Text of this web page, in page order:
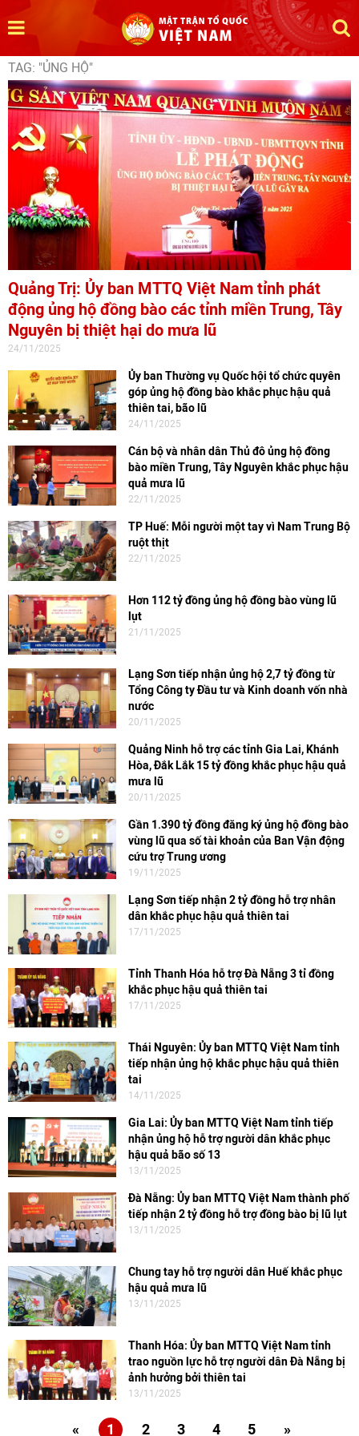
TAG: "ỦNG HỘ"
Quảng Trị: Ủy ban MTTQ Việt Nam tỉnh phát
động ủng hộ đồng bào các tỉnh miền Trung, Tây
Nguyên bị thiệt hại do mưa lũ
24/11/2025
Ủy ban Thường vụ Quốc hội tổ chức quyên
góp ủng hộ đồng bào khắc phục hậu quả
thiên tai, bão lũ
24/11/2025
Cán bộ và nhân dân Thủ đô ủng hộ đồng
bào miền Trung, Tây Nguyên khắc phục hậu
quả mưa lũ
22/11/2025
TP Huế: Mỗi người một tay vì Nam Trung Bộ
ruột thịt
22/11/2025
Hơn 112 tỷ đồng ủng hộ đồng bào vùng lũ
lụt
21/11/2025
Lạng Sơn tiếp nhận ủng hộ 2,7 tỷ đồng từ
Tổng Công ty Đầu tư và Kinh doanh vốn nhà
nước
20/11/2025
Quảng Ninh hỗ trợ các tỉnh Gia Lai, Khánh
Hòa, Đắk Lắk 15 tỷ đồng khắc phục hậu quả
mưa lũ
20/11/2025
Gần 1.390 tỷ đồng đăng ký ủng hộ đồng bào
vùng lũ qua số tài khoản của Ban Vận động
cứu trợ Trung ương
19/11/2025
Lạng Sơn tiếp nhận 2 tỷ đồng hỗ trợ nhân
dân khắc phục hậu quả thiên tai
17/11/2025
Tỉnh Thanh Hóa hỗ trợ Đà Nẵng 3 tỉ đồng
khắc phục hậu quả thiên tai
17/11/2025
Thái Nguyên: Ủy ban MTTQ Việt Nam tỉnh
tiếp nhận ủng hộ khắc phục hậu quả thiên
tai
14/11/2025
Gia Lai: Ủy ban MTTQ Việt Nam tỉnh tiếp
nhận ủng hộ hỗ trợ người dân khắc phục
hậu quả bão số 13
13/11/2025
Đà Nẵng: Ủy ban MTTQ Việt Nam thành phố
tiếp nhận 2 tỷ đồng hỗ trợ đồng bào bị lũ lụt
13/11/2025
Chung tay hỗ trợ người dân Huế khắc phục
hậu quả mưa lũ
13/11/2025
Thanh Hóa: Ủy ban MTTQ Việt Nam tỉnh
trao nguồn lực hỗ trợ người dân Đà Nẵng bị
ảnh hưởng bởi thiên tai
13/11/2025
« 1 2 3 4 5 »